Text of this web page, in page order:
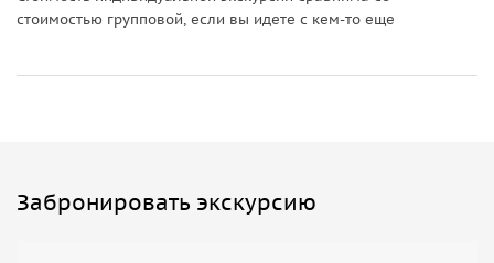
стоимостью групповой, если вы идете с кем-то еще
Забронировать экскурсию